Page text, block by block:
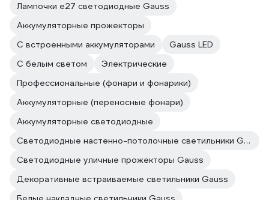
Лампочки е27 светодиодные Gauss
Аккумуляторные прожекторы
С встроенными аккумуляторами
Gauss LED
С белым светом
Электрические
Профессиональные (фонари и фонарики)
Аккумуляторные (переносные фонари)
Аккумуляторные светодиодные
Светодиодные настенно-потолочные светильники Gauss
Светодиодные уличные прожекторы Gauss
Декоративные встраиваемые светильники Gauss